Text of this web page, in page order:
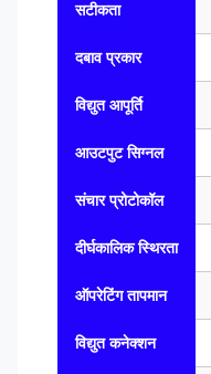
सटीकता
दबाव प्रकार
विद्युत आपूर्ति
आउटपुट सिग्नल
संचार प्रोटोकॉल
दीर्घकालिक स्थिरता
ऑपरेटिंग तापमान
विद्युत कनेक्शन